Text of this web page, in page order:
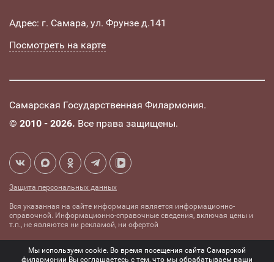
Адрес: г. Самара, ул. Фрунзе д.141
Посмотреть на карте
Самарская Государственная Филармония.
© 2010 - 2026. Все права защищены.
Защита персональных данных
Вся указанная на сайте информация является информационно-
справочной. Информационно-справочные сведения, включая цены и
т.п., не являются ни рекламой, ни офертой
Создание сайта -
mediaidea
Комплексное
продвижение сайтов
Мы используем cookie. Во время посещения сайта Самарской
филармонии Вы соглашаетесь с тем, что мы обрабатываем ваши